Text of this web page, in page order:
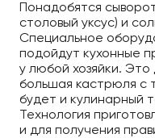
Понадобятся
столовый уксус) и
Специальное
подойдут кухонные
у любой хозяйки.
большая кастрюля с
будет и кулинарный
Технология
и для получения